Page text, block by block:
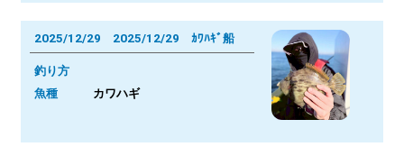
2025/12/29 2025/12/29 ｶﾜﾊｷﾞ船
釣り方
魚種 カワハギ